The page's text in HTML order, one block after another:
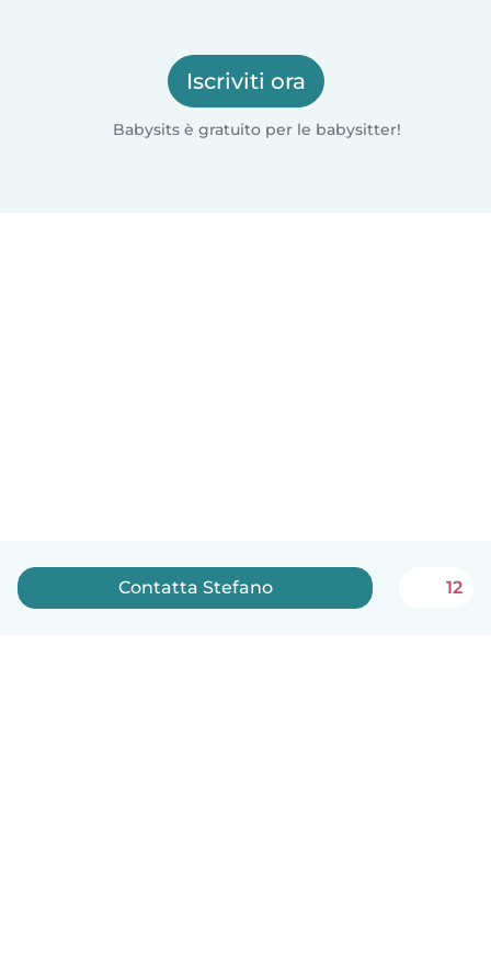
Iscriviti ora
Babysits è gratuito per le babysitter!
Contatta Stefano 12